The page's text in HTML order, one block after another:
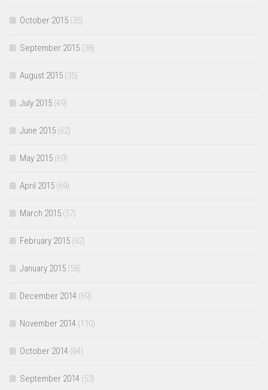
October 2015 (35)
September 2015 (38)
August 2015 (35)
July 2015 (49)
June 2015 (62)
May 2015 (69)
April 2015 (69)
March 2015 (57)
February 2015 (62)
January 2015 (58)
December 2014 (69)
November 2014 (110)
October 2014 (64)
September 2014 (53)